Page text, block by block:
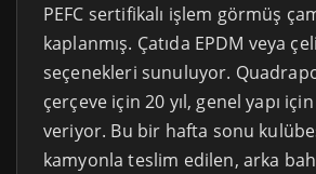
PEFC sertifikalı işlem görmüş
kaplanmış. Çatıda EPDM veya
seçenekleri sunuluyor.
çerçeve için 20 yıl, genel yapı
veriyor. Bu bir hafta sonu
kamyonla teslim edilen, arka